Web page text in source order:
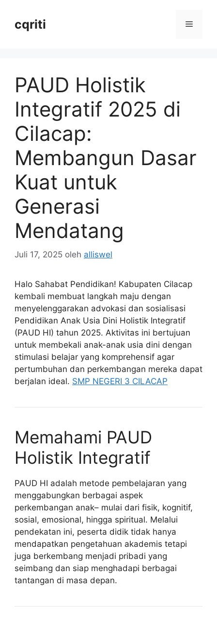
cqriti Menu
PAUD Holistik
Integratif 2025 di
Cilacap:
Membangun Dasar
Kuat untuk
Generasi
Mendatang
Juli 17, 2025 oleh alliswel
Halo Sahabat Pendidikan! Kabupaten Cilacap
kembali membuat langkah maju dengan
menyelenggarakan advokasi dan sosialisasi
Pendidikan Anak Usia Dini Holistik Integratif
(PAUD HI) tahun 2025. Aktivitas ini bertujuan
untuk membekali anak-anak usia dini dengan
stimulasi belajar yang komprehensif agar
pertumbuhan dan perkembangan mereka dapat
berjalan ideal. SMP NEGERI 3 CILACAP
Memahami PAUD
Holistik Integratif
PAUD HI adalah metode pembelajaran yang
menggabungkan berbagai aspek
perkembangan anak– mulai dari fisik, kognitif,
sosial, emosional, hingga spiritual. Melalui
pendekatan ini, peserta didik tidak hanya
mendapatkan pengetahuan akademis tetapi
juga berkembang menjadi pribadi yang
seimbang dan siap menghadapi berbagai
tantangan di masa depan.